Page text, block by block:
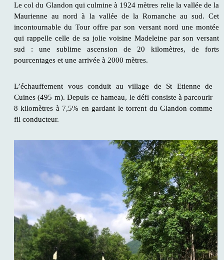
Le col du Glandon qui culmine à 1924 mètres relie la vallée de la
Maurienne au nord à la vallée de la Romanche au sud. Cet
incontournable du Tour offre par son versant nord une montée
qui rappelle celle de sa jolie voisine Madeleine par son versant
sud : une sublime ascension de 20 kilomètres, de forts
pourcentages et une arrivée à 2000 mètres.
L’échauffement vous conduit au village de St Etienne de
Cuines (495 m). Depuis ce hameau, le défi consiste à parcourir
8 kilomètres à 7,5% en gardant le torrent du Glandon comme
fil conducteur.